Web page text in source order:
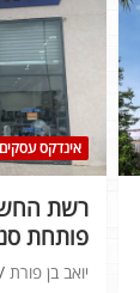
אינדקס עסקים
רשת
פותחת
יואב בן פורת